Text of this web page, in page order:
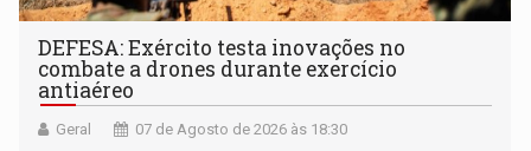
DEFESA: Exército testa inovações no
combate a drones durante exercício
antiaéreo
Geral 07 de Agosto de 2026 às 18:30